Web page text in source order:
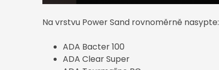
Na vrstvu Power Sand rovnoměrně nasypte:
ADA Bacter 100
ADA Clear Super